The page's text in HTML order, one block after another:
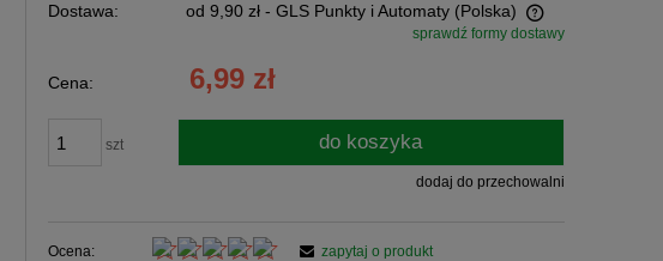
Dostawa:
od 9,90 zł - GLS Punkty i Automaty (Polska)
Cena nie zawiera ewentualnych kosztów
płatności
sprawdź formy dostawy
Cena: 6,99 zł
szt do koszyka
dodaj do przechowalni
Ocena:
zapytaj o produkt